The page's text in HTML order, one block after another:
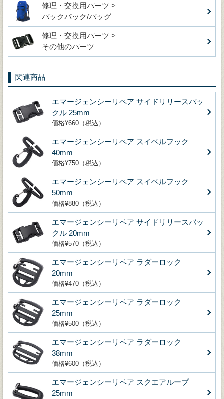
修理・交換用パーツ >
バックパック/バッグ
修理・交換用パーツ >
その他のパーツ
関連商品
エマージェンシーリペア サイドリリースバッ
クル 25mm
価格¥660（税込）
エマージェンシーリペア スイベルフック
40mm
価格¥750（税込）
エマージェンシーリペア スイベルフック
50mm
価格¥880（税込）
エマージェンシーリペア サイドリリースバッ
クル 20mm
価格¥570（税込）
エマージェンシーリペア ラダーロック
20mm
価格¥470（税込）
エマージェンシーリペア ラダーロック
25mm
価格¥500（税込）
エマージェンシーリペア ラダーロック
38mm
価格¥600（税込）
エマージェンシーリペア スクエアループ
25mm